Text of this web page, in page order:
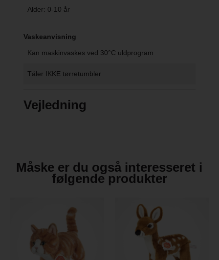
Alder: 0-10 år
Vaskeanvisning
Kan maskinvaskes ved 30°C uldprogram
Tåler IKKE tørretumbler
Vejledning
Måske er du også interesseret i
følgende produkter